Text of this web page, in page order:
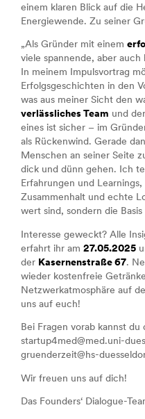
einem klaren Blick auf die
Energiewende. Zu seiner
„Als Gründer mit einem
viele spannende, aber auch
In meinem Impulsvortrag
Erfolgsgeschichten in den
was aus meiner Sicht den
verlässliches Team und der
eines ist sicher – im
als Rückenwind. Gerade
Menschen an seiner Seite
dick und dünn gehen. Ich
Erfahrungen und
Zusammenhalt und echte
wert sind, sondern die
Interesse geweckt? Alle
erfahrt ihr am 27.05.2025
der Kasernenstraße 67.
wieder kostenfreie
Netzwerkatmosphäre auf
uns auf euch!
Bei Fragen vorab kannst du
startup4med@med.uni-
gruenderzeit@hs-
Wir freuen uns auf dich!
Das Founders‘ Dialogue-